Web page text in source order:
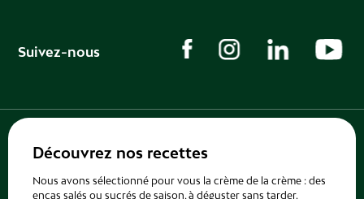
Suivez-nous
Découvrez nos recettes
Nous avons sélectionné pour vous la crème de la crème : des
encas salés ou sucrés de saison, à déguster sans tarder.